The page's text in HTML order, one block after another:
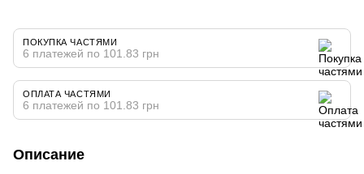
ПОКУПКА ЧАСТЯМИ
6 платежей по 101.83 грн
ОПЛАТА ЧАСТЯМИ
6 платежей по 101.83 грн
Описание